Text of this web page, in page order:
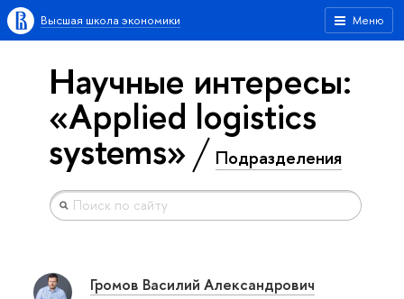
Меню
Высшая школа экономики
Научные интересы:
«Applied logistics
systems» Подразделения
Громов Василий Александрович